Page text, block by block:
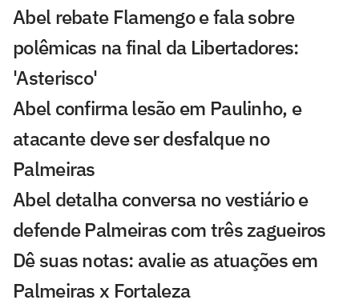
Abel rebate Flamengo e fala sobre
polêmicas na final da Libertadores:
'Asterisco'
Abel confirma lesão em Paulinho, e
atacante deve ser desfalque no
Palmeiras
Abel detalha conversa no vestiário e
defende Palmeiras com três zagueiros
Dê suas notas: avalie as atuações em
Palmeiras x Fortaleza